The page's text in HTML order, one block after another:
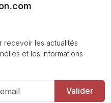
recevoir les actualités
et les informations
Valider